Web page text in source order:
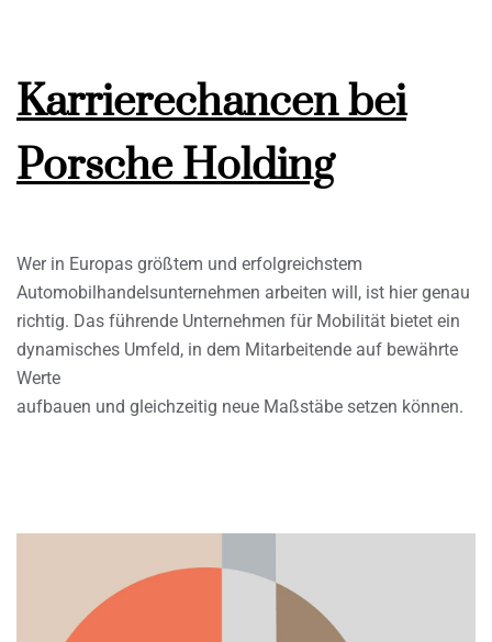
Karrierechancen bei
Porsche Holding
Wer in Europas größtem und erfolgreichstem
Automobilhandelsunternehmen arbeiten will, ist hier genau
richtig. Das führende Unternehmen für Mobilität bietet ein
dynamisches Umfeld, in dem Mitarbeitende auf bewährte
Werte
aufbauen und gleichzeitig neue Maßstäbe setzen können.